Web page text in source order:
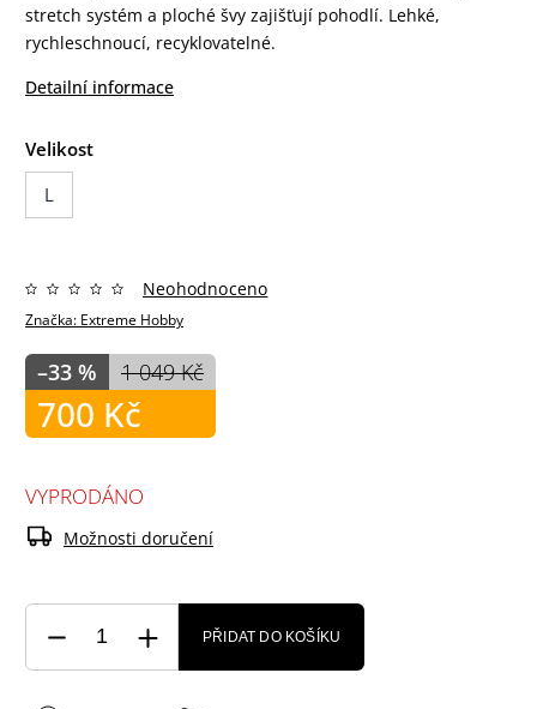
stretch systém a ploché švy zajišťují pohodlí. Lehké,
rychleschnoucí, recyklovatelné.
Detailní informace
Velikost
L
Značka: Extreme Hobby
Neohodnoceno
1 049 Kč
–33 %
700 Kč
VYPRODÁNO
Možnosti doručení
PŘIDAT DO KOŠÍKU